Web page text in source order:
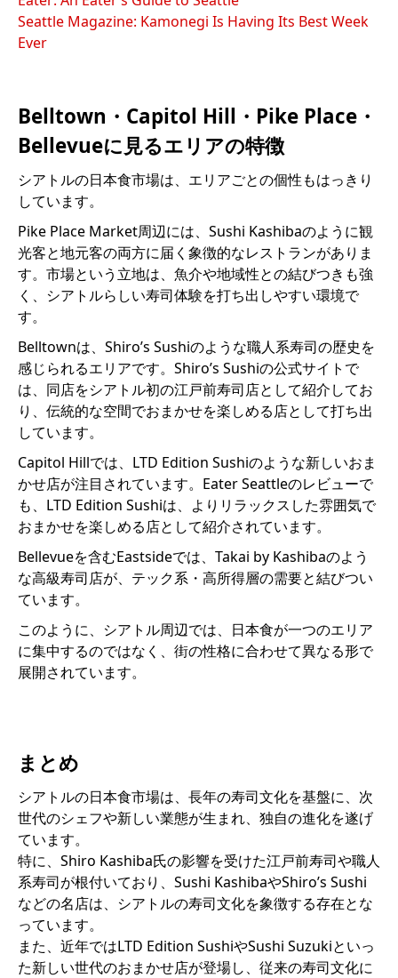
Seattle Magazine: Kamonegi Is Having Its Best Week
Ever
Belltown・Capitol Hill・Pike Place・
Bellevueに見るエリアの特徴
シアトルの日本食市場は、エリアごとの個性もはっきり
しています。
Pike Place Market周辺には、Sushi Kashibaのように観
光客と地元客の両方に届く象徴的なレストランがありま
す。市場という立地は、魚介や地域性との結びつきも強
く、シアトルらしい寿司体験を打ち出しやすい環境で
す。
Belltownは、Shiro’s Sushiのような職人系寿司の歴史を
感じられるエリアです。Shiro’s Sushiの公式サイトで
は、同店をシアトル初の江戸前寿司店として紹介してお
り、伝統的な空間でおまかせを楽しめる店として打ち出
しています。
Capitol Hillでは、LTD Edition Sushiのような新しいおま
かせ店が注目されています。Eater Seattleのレビューで
も、LTD Edition Sushiは、よりリラックスした雰囲気で
おまかせを楽しめる店として紹介されています。
Bellevueを含むEastsideでは、Takai by Kashibaのよう
な高級寿司店が、テック系・高所得層の需要と結びつい
ています。
このように、シアトル周辺では、日本食が一つのエリア
に集中するのではなく、街の性格に合わせて異なる形で
展開されています。
まとめ
シアトルの日本食市場は、長年の寿司文化を基盤に、次
世代のシェフや新しい業態が生まれ、独自の進化を遂げ
ています。
特に、Shiro Kashiba氏の影響を受けた江戸前寿司や職人
系寿司が根付いており、Sushi KashibaやShiro’s Sushi
などの名店は、シアトルの寿司文化を象徴する存在とな
っています。
また、近年ではLTD Edition SushiやSushi Suzukiといっ
た新しい世代のおまかせ店が登場し、従来の寿司文化に